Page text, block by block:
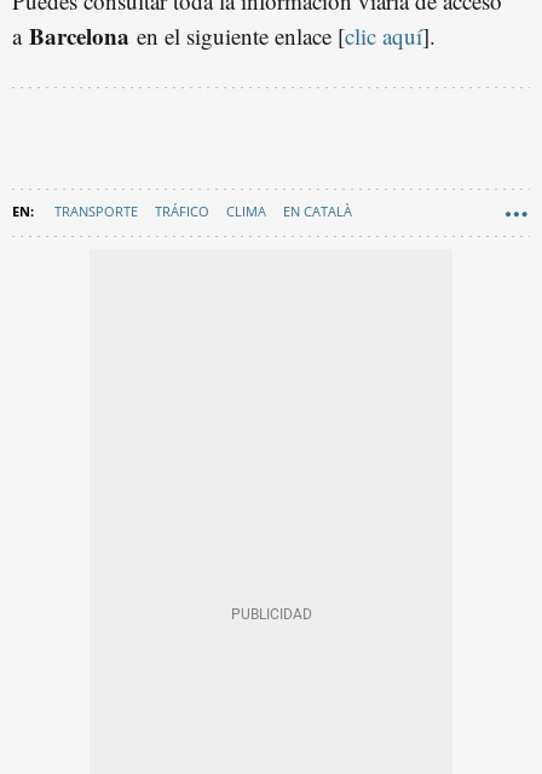
a Barcelona en el siguiente enlace [clic aquí].
TRANSPORTE TRÁFICO CLIMA EN CATALÀ